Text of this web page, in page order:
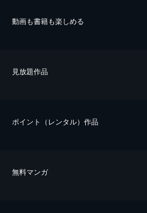
動画も書籍も楽しめる
⾒放題作品
ポイント（レンタル）作品
無料マンガ